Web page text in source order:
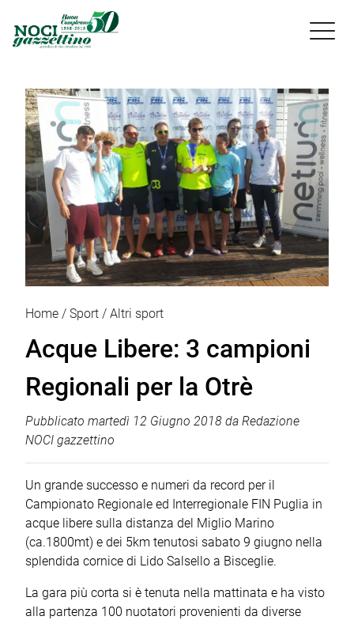

Home Sport Altri sport
Acque Libere: 3 campioni
Regionali per la Otrè
Pubblicato martedì 12 Giugno 2018 da Redazione
NOCI gazzettino
Un grande successo e numeri da record per il
Campionato Regionale ed Interregionale FIN Puglia in
acque libere sulla distanza del Miglio Marino
(ca.1800mt) e dei 5km tenutosi sabato 9 giugno nella
splendida cornice di Lido Salsello a Bisceglie.
La gara più corta si è tenuta nella mattinata e ha visto
alla partenza 100 nuotatori provenienti da diverse